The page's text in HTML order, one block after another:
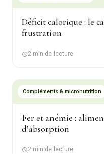
Déficit calorique : le
frustration
2 min de lecture
Compléments & micronutrition
Fer et anémie :
d’absorption
2 min de lecture